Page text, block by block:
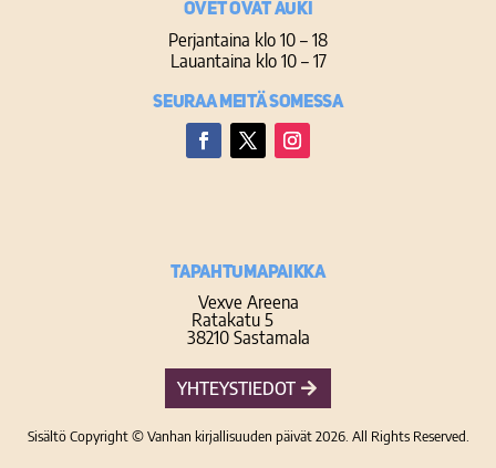
Ovet ovat auki
Perjantaina klo 10 – 18
Lauantaina klo 10 – 17
Seuraa meitä somessa
TAPAHTUMAPAIKKA
Vexve Areena
Ratakatu 5
38210 Sastamala
YHTEYSTIEDOT
Sisältö Copyright © Vanhan kirjallisuuden päivät 2026. All Rights Reserved.